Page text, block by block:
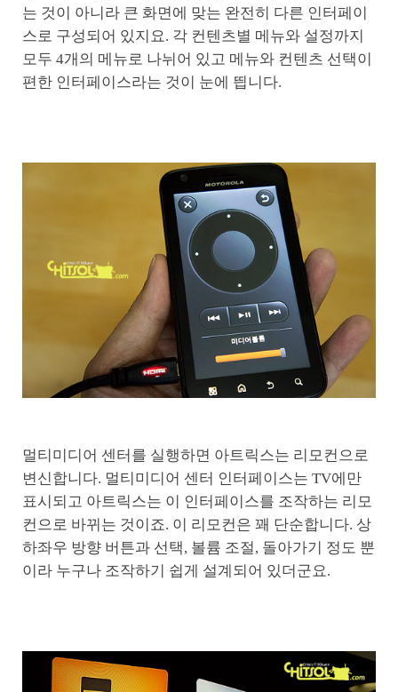
는 것이 아니라 큰 화면에 맞는 완전히 다른 인터페이
스로 구성되어 있지요. 각 컨텐츠별 메뉴와 설정까지
모두 4개의 메뉴로 나뉘어 있고 메뉴와 컨텐츠 선택이
편한 인터페이스라는 것이 눈에 띕니다.
멀티미디어 센터를 실행하면 아트릭스는 리모컨으로
변신합니다. 멀티미디어 센터 인터페이스는 TV에만
표시되고 아트릭스는 이 인터페이스를 조작하는 리모
컨으로 바뀌는 것이죠. 이 리모컨은 꽤 단순합니다. 상
하좌우 방향 버튼과 선택, 볼륨 조절, 돌아가기 정도 뿐
이라 누구나 조작하기 쉽게 설계되어 있더군요.